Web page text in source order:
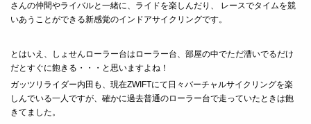
さんの仲間やライバルと一緒に、ライドを楽しんだり、 レースでタイムを競
いあうことができる新感覚のインドアサイクリングです。
とはいえ、しょせんローラー台はローラー台、部屋の中でただ漕いでるだけ
だとすぐに飽きる・・・と思いますよね！
ガッツリライダー内田も、現在ZWIFTにて日々バーチャルサイクリングを楽
しんでいる一人ですが、確かに過去普通のローラー台で走っていたときは飽
きてました。